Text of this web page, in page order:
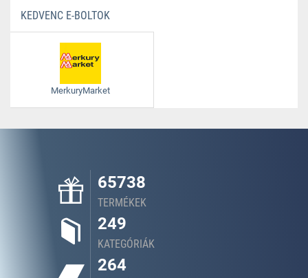
KEDVENC E-BOLTOK
MerkuryMarket
65738
TERMÉKEK
249
KATEGÓRIÁK
264